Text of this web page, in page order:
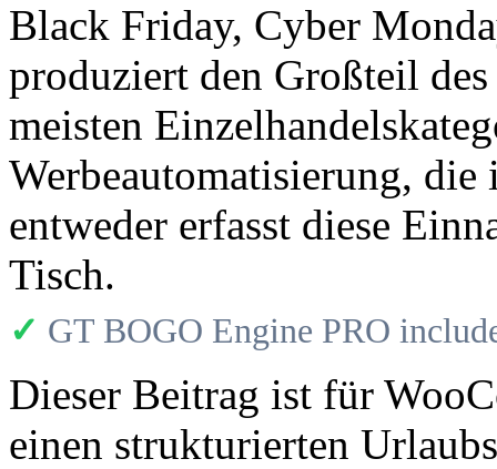
Black Friday, Cyber
produziert den Großteil
meisten
Werbeautomatisierung,
entweder erfasst diese
Tisch.
✓ GT BOGO Engine PRO
Dieser Beitrag ist für
einen strukturierten